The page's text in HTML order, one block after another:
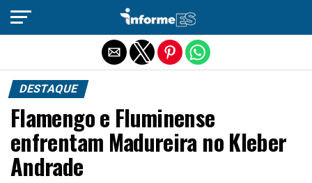
DESTAQUE
Flamengo e Fluminense
enfrentam Madureira no Kleber
Andrade
Sair da versão mobile